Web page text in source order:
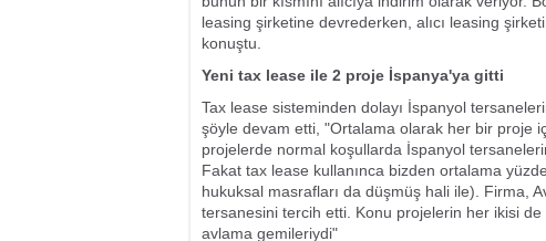
leasing şirketine devrederken, alıcı leasing
konuştu.
Yeni tax lease ile 2 proje İspanya'ya gitti
Tax lease sisteminden dolayı İspanyol
şöyle devam etti, "Ortalama olarak her bir proje
projelerde normal koşullarda İspanyol
Fakat tax lease kullanınca bizden ortalama
hukuksal masrafları da düşmüş hali ile). Firma,
tersanesini tercih etti. Konu projelerin her ikisi de
avlama gemileriydi"